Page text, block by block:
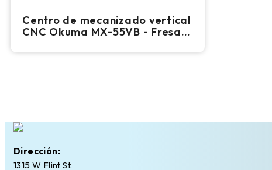
Centro de mecanizado vertical
CNC Okuma MX-55VB - Fresa
Dirección:
1315 W Flint St.